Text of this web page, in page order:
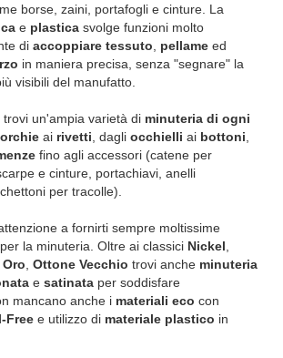
borse, zaini, portafogli e cinture. La
e plastica svolge funzioni molto
di accoppiare tessuto pellame ed
in maniera precisa, senza "segnare" la
visibili del manufatto.
un'ampia varietà di minuteria di ogni
ai rivetti , dagli occhielli ai bottoni
fino agli accessori (catene per
e cinture, portachiavi, anelli
per tracolle).
a fornirti sempre moltissime
la minuteria. Oltre ai classici Nickel
Oro Ottone Vecchio trovi anche minuteria
e satinata per soddisfare
mancano anche i materiali eco con
Free e utilizzo di materiale plastico in